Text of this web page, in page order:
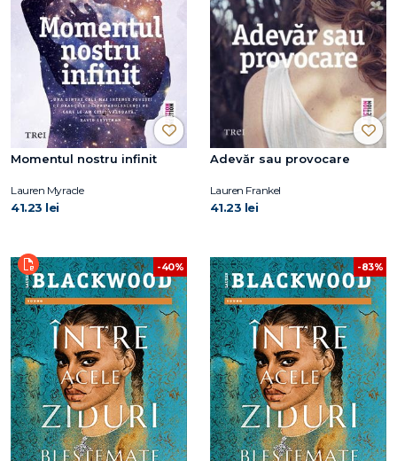
Momentul nostru infinit
Lauren Myracle
41.23 lei
Adevăr sau provocare
Lauren Frankel
41.23 lei
-40% -83%